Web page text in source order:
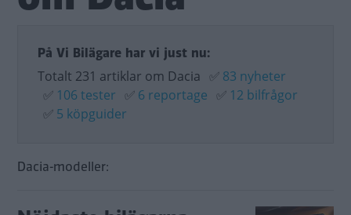
På Vi Bilägare har vi just nu:
Totalt 231 artiklar om Dacia ✅ 83 nyheter
✅ 106 tester ✅ 6 reportage ✅ 12 bilfrågor
✅ 5 köpguider
Dacia-modeller: